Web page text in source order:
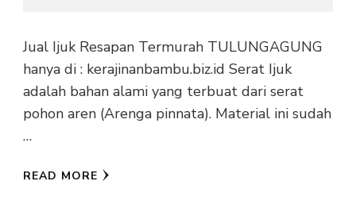
Jual Ijuk Resapan Termurah TULUNGAGUNG
hanya di : kerajinanbambu.biz.id Serat Ijuk
adalah bahan alami yang terbuat dari serat
pohon aren (Arenga pinnata). Material ini sudah
…
READ MORE